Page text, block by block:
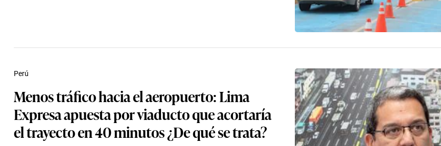
Menos tráfico hacia el aeropuerto: Lima
Expresa apuesta por viaducto que acortaría
el trayecto en 40 minutos ¿De qué se trata?
Perú